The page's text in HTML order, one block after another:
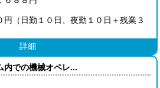
（日勤１０日、夜勤１０日＋残業３
詳細
内での機械オペレ...